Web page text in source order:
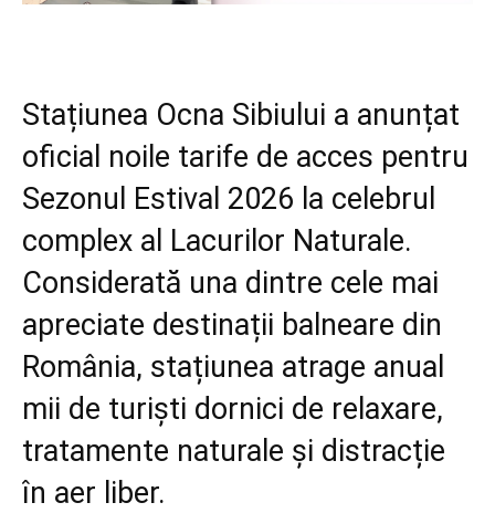
Stațiunea Ocna Sibiului a anunțat
oficial noile tarife de acces pentru
Sezonul Estival 2026 la celebrul
complex al Lacurilor Naturale.
Considerată una dintre cele mai
apreciate destinații balneare din
România, stațiunea atrage anual
mii de turiști dornici de relaxare,
tratamente naturale și distracție
în aer liber.